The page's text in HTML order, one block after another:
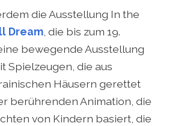
die Ausstellung In the
Dream, die bis zum 19.
bewegende Ausstellung
Spielzeugen, die aus
Häusern gerettet
berührenden Animation, die
von Kindern basiert, die